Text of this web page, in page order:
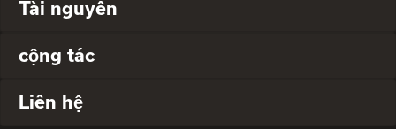
Tài nguyên
cộng tác
Liên hệ